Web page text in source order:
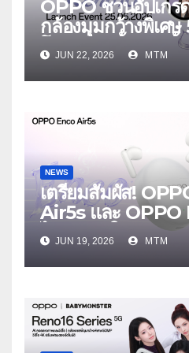
OPPO ชวนอัปเก
กล้องมุมกว้างพิเศ
โฟนเพื่อนซี้ เทรนดี้ทุ
งาน OPPO
Launch Event
JUN 22, 2026 MTM
NEWS
เตรียมสัมผัส!
Air5s และ
ไร้สายรุ่นใหม่ล่าสุ
ตัดเสียงรบกวน เบา
ใส่
JUN 19, 2026 MTM